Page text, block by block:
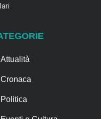
Attualità
Cronaca
Politica